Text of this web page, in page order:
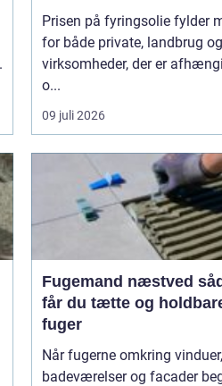
Prisen på fyringsolie fylder
for både private, landbrug og
virksomheder, der er
o...
09 juli 2026
Fugemand næstved sådan
får du tætte og
fuger
Når fugerne omkring
badeværelser og facader